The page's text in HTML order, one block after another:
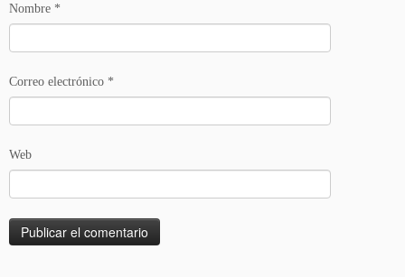
Nombre *
Correo electrónico *
Web